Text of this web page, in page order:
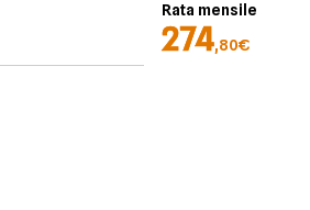
Rata mensile
274,80€